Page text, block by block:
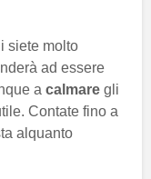
siete molto
ad essere
a calmare gli
Contate fino a
alquanto